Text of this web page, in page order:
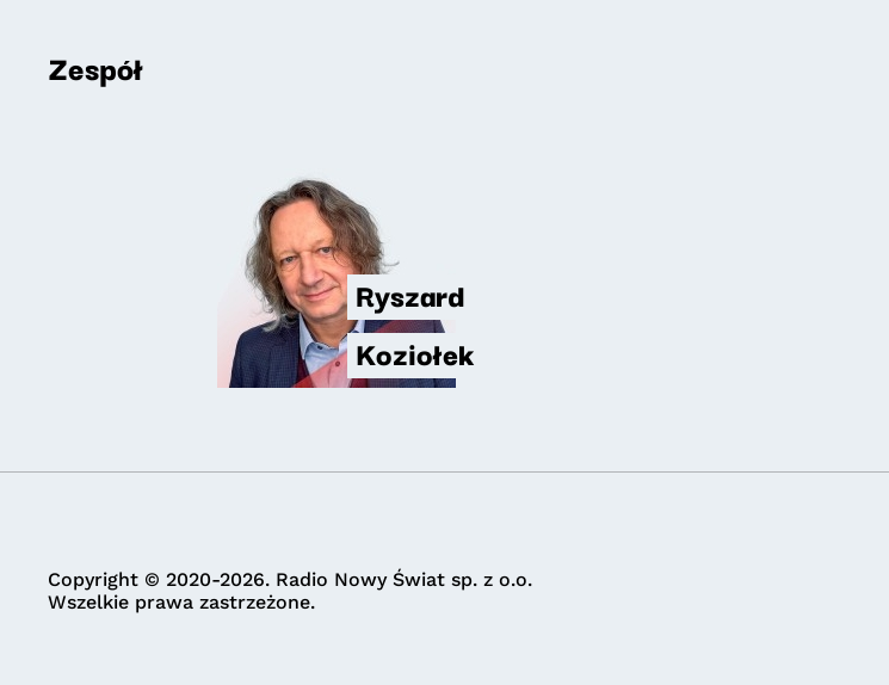
Zespół
Ryszard
Koziołek
Copyright © 2020-2026. Radio Nowy Świat sp. z o.o.
Wszelkie prawa zastrzeżone.